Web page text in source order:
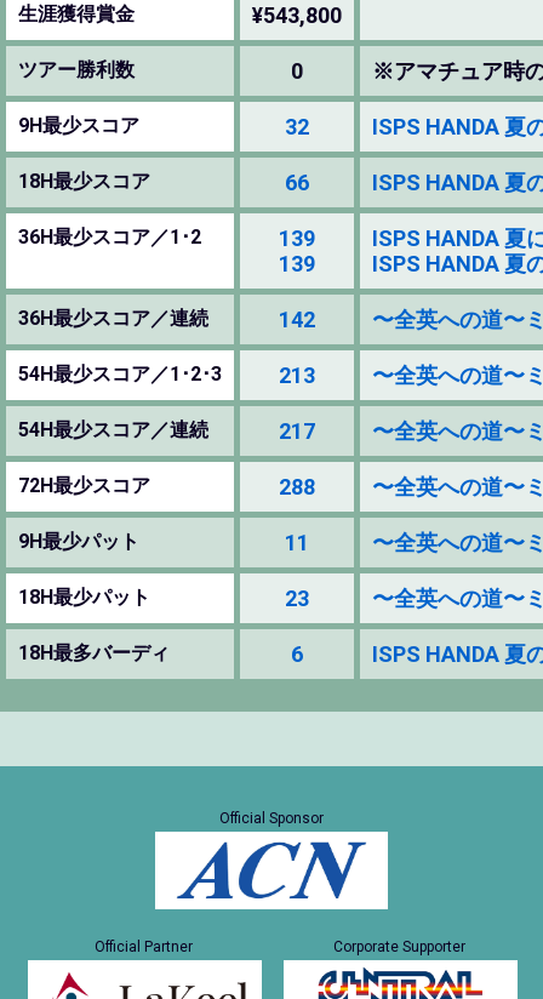
生涯獲得賞金 ¥543,800
ツアー勝利数 0 ※アマチュア時
9H最少スコア 32 ISPS HANDA 夏
18H最少スコア 66 ISPS HANDA 夏
36H最少スコア／1･2
139
139
ISPS HANDA 夏
ISPS HANDA 夏
36H最少スコア／連続 142 〜全英への道〜
54H最少スコア／1･2･3 213 〜全英への道〜
54H最少スコア／連続 217 〜全英への道〜
72H最少スコア 288 〜全英への道〜
9H最少パット 11 〜全英への道〜
18H最少パット 23 〜全英への道〜
18H最多バーディ 6 ISPS HANDA 夏
Official Sponsor
Official Partner Corporate Supporter